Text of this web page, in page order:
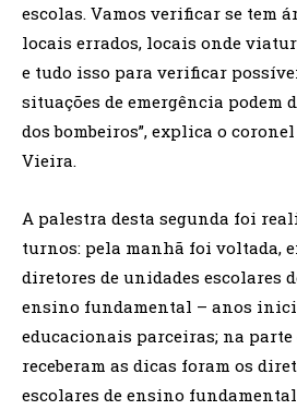
escolas. Vamos verificar se tem
locais errados, locais onde
e tudo isso para verificar
situações de emergência
dos bombeiros”, explica o coronel
Vieira.
A palestra desta segunda foi
turnos: pela manhã foi voltada,
diretores de unidades escolares
ensino fundamental – anos
educacionais parceiras; na parte
receberam as dicas foram os
escolares de ensino